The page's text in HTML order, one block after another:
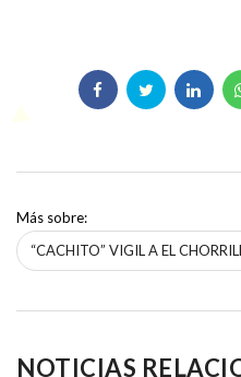
Más sobre:
“CACHITO” VIGIL A EL
NOTICIAS